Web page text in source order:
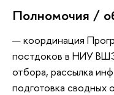
Полномочия /
координация
постдоков в НИУ
отбора, рассылка
подготовка сводных